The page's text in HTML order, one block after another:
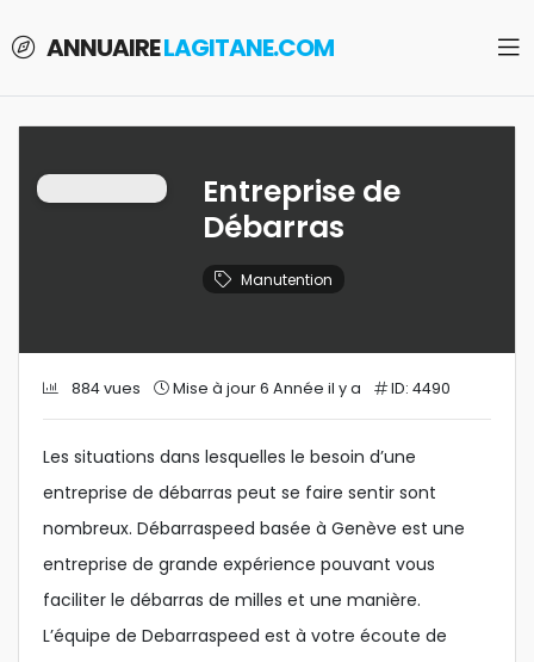
ANNUAIRELAGITANE.COM
Entreprise de
Débarras
Manutention
884 vues Mise à jour 6 Année il y a ID: 4490
Les situations dans lesquelles le besoin d’une
entreprise de débarras peut se faire sentir sont
nombreux. Débarraspeed basée à Genève est une
entreprise de grande expérience pouvant vous
faciliter le débarras de milles et une manière.
L’équipe de Debarraspeed est à votre écoute de